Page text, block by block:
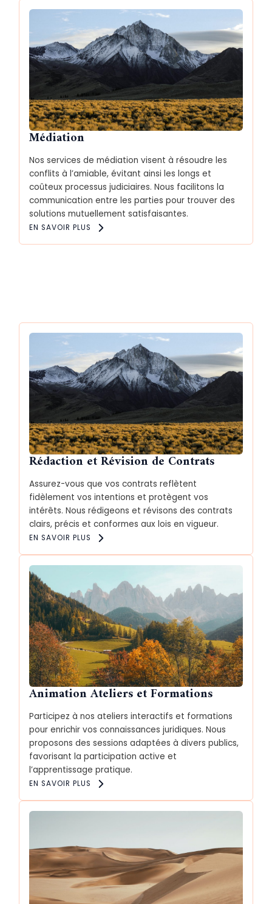
Médiation
Nos services de médiation visent à résoudre les
conflits à l’amiable, évitant ainsi les longs et
coûteux processus judiciaires. Nous facilitons la
communication entre les parties pour trouver des
solutions mutuellement satisfaisantes.
EN SAVOIR PLUS
Rédaction et Révision de Contrats
Assurez-vous que vos contrats reflètent
fidèlement vos intentions et protègent vos
intérêts. Nous rédigeons et révisons des contrats
clairs, précis et conformes aux lois en vigueur.
EN SAVOIR PLUS
Animation Ateliers et Formations
Participez à nos ateliers interactifs et formations
pour enrichir vos connaissances juridiques. Nous
proposons des sessions adaptées à divers publics,
favorisant la participation active et
l’apprentissage pratique.
EN SAVOIR PLUS